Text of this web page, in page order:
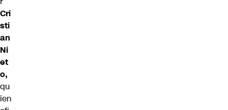
Cri
sti
an
Ni
et
o,
qu
ien